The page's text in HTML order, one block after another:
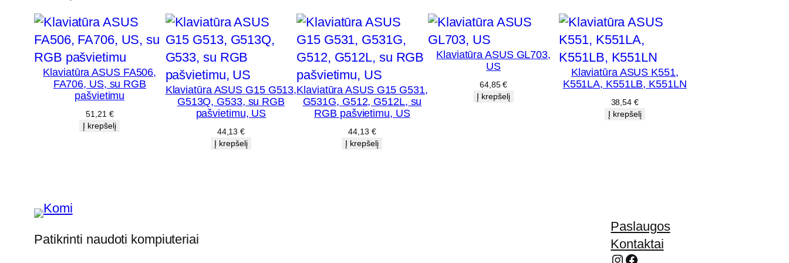
U
S
U
X
5
2
Klaviatūra ASUS FA506,
FA706, US, su RGB
pašvietimu
51,21 €
Į krepšelį
Klaviatūra ASUS G15 G513,
G513Q, G533, su RGB
pašvietimu, US
44,13€
Į krepšelį
Klaviatūra ASUS G15 G531,
G531G, G512, G512L, su
RGB pašvietimu, US
44,13 €
Į krepšelį
Klaviatūra ASUS GL703,
US
64,85€
Į krepšelį
Klaviatūra ASUS K551,
K551LA, K551LB, K551LN
38,54 €
Į krepšelį
Patikrinti naudoti kompiuteriai
Paslaugos
Kontaktai
Instagram Facebook